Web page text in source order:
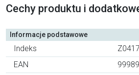
Cechy produktu i
Informacje podstawowe
Indeks
EAN